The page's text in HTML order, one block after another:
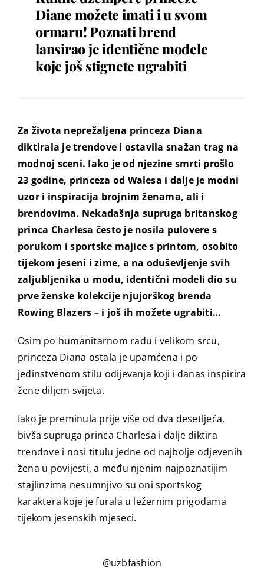
Diane možete imati i u svom
ormaru! Poznati brend
lansirao je identične modele
koje još stignete ugrabiti
Za života neprežaljena princeza Diana
diktirala je trendove i ostavila snažan trag na
modnoj sceni. Iako je od njezine smrti prošlo
23 godine, princeza od Walesa i dalje je modni
uzor i inspiracija brojnim ženama, ali i
brendovima. Nekadašnja supruga britanskog
princa Charlesa često je nosila pulovere s
porukom i sportske majice s printom, osobito
tijekom jeseni i zime, a na oduševljenje svih
zaljubljenika u modu, identični modeli dio su
prve ženske kolekcije njujorškog brenda
Rowing Blazers – i još ih možete ugrabiti…
Osim po humanitarnom radu i velikom srcu,
princeza Diana ostala je upamćena i po
jedinstvenom stilu odijevanja koji i danas inspirira
žene diljem svijeta.
Iako je preminula prije više od dva desetljeća,
bivša supruga princa Charlesa i dalje diktira
trendove i nosi titulu jedne od najbolje odjevenih
žena u povijesti, a među njenim najpoznatijim
stajlinzima nesumnjivo su oni sportskog
karaktera koje je furala u ležernim prigodama
tijekom jesenskih mjeseci.
@uzbfashion